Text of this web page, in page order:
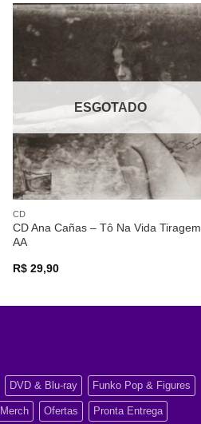
Adicionar
desejos
ESGOTADO
CD
CD Ana Cañas – Tô Na Vida Tiragem
AA
R$29,90
DVD & Blu-ray Funko Pop & Figures
Merch Ofertas Pronta Entrega